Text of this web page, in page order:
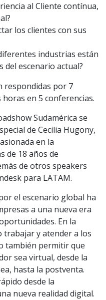
al Cliente contínua,
los clientes con sus
industrias están
escenario actual?
respondidas por 7
en 5 conferencias.
Sudamérica se
de Cecilia Hugony,
en la
de 18 años de
de otros speakers
para LATAM.
el escenario global ha
a una nueva era
En la
trabajar y atender a los
también permitir que
sea virtual, desde la
hasta la postventa.
desde la
nueva realidad digital.